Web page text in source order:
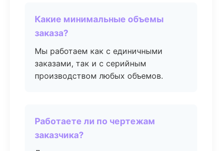
Какие минимальные объемы
заказа?
Мы работаем как с единичными
заказами, так и с серийным
производством любых объемов.
Работаете ли по чертежам
заказчика?